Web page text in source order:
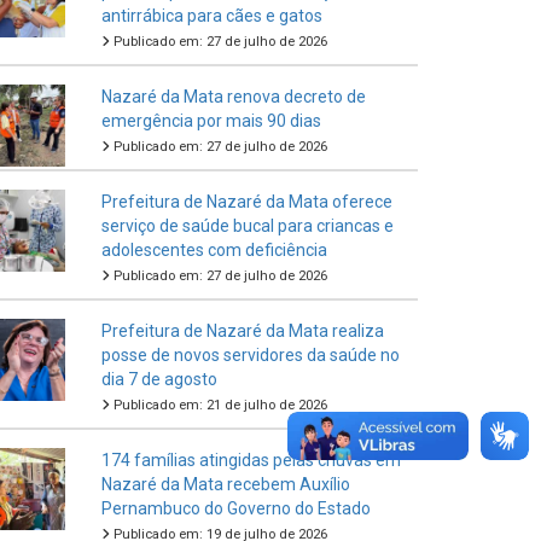
antirrábica para cães e gatos
Publicado em: 27 de julho de 2026
Nazaré da Mata renova decreto de
emergência por mais 90 dias
Publicado em: 27 de julho de 2026
Prefeitura de Nazaré da Mata oferece
serviço de saúde bucal para criancas e
adolescentes com deficiência
Publicado em: 27 de julho de 2026
Prefeitura de Nazaré da Mata realiza
posse de novos servidores da saúde no
dia 7 de agosto
Publicado em: 21 de julho de 2026
174 famílias atingidas pelas chuvas em
Nazaré da Mata recebem Auxílio
Pernambuco do Governo do Estado
Publicado em: 19 de julho de 2026